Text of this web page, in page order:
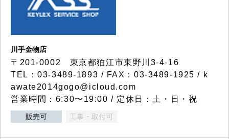
川手金物店
〒201-0002 東京都狛江市東野川3-4-16
TEL：03-3489-1893 / FAX：03-3489-1925 / k
awate2014gogo@icloud.com
営業時間：6:30〜19:00 / 定休日：土・日・祝
販売可 工事・取付可